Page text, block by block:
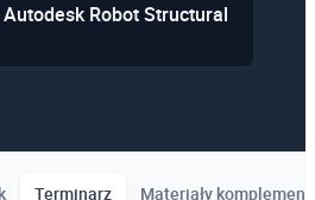
Robot Structural
Terminarz Materiały